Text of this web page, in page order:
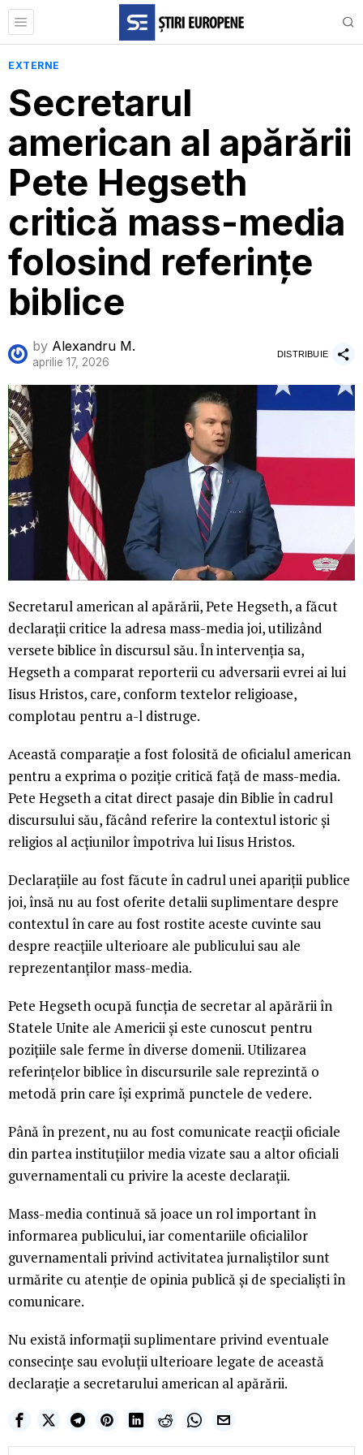
EXTERNE
Secretarul
american al apărării
Pete Hegseth
critică mass-media
folosind referințe
biblice
by Alexandru M.
aprilie 17, 2026
DISTRIBUIE
Secretarul american al apărării, Pete Hegseth, a făcut
declarații critice la adresa mass-media joi, utilizând
versete biblice în discursul său. În intervenția sa,
Hegseth a comparat reporterii cu adversarii evrei ai lui
Iisus Hristos, care, conform textelor religioase,
complotau pentru a-l distruge.
Această comparație a fost folosită de oficialul american
pentru a exprima o poziție critică față de mass-media.
Pete Hegseth a citat direct pasaje din Biblie în cadrul
discursului său, făcând referire la contextul istoric și
religios al acțiunilor împotriva lui Iisus Hristos.
Declarațiile au fost făcute în cadrul unei apariții publice
joi, însă nu au fost oferite detalii suplimentare despre
contextul în care au fost rostite aceste cuvinte sau
despre reacțiile ulterioare ale publicului sau ale
reprezentanților mass-media.
Pete Hegseth ocupă funcția de secretar al apărării în
Statele Unite ale Americii și este cunoscut pentru
pozițiile sale ferme în diverse domenii. Utilizarea
referințelor biblice în discursurile sale reprezintă o
metodă prin care își exprimă punctele de vedere.
Până în prezent, nu au fost comunicate reacții oficiale
din partea instituțiilor media vizate sau a altor oficiali
guvernamentali cu privire la aceste declarații.
Mass-media continuă să joace un rol important în
informarea publicului, iar comentariile oficialilor
guvernamentali privind activitatea jurnaliștilor sunt
urmărite cu atenție de opinia publică și de specialiști în
comunicare.
Nu există informații suplimentare privind eventuale
consecințe sau evoluții ulterioare legate de această
declarație a secretarului american al apărării.